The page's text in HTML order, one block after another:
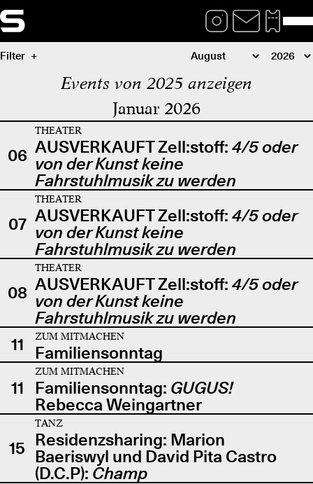
Filter
Events von 2025 anzeigen
Januar 2026
06
THEATER
AUSVERKAUFT Zell:stoff: 4/5 oder
von der Kunst keine
Fahrstuhlmusik zu werden
07
THEATER
AUSVERKAUFT Zell:stoff: 4/5 oder
von der Kunst keine
Fahrstuhlmusik zu werden
08
THEATER
AUSVERKAUFT Zell:stoff: 4/5 oder
von der Kunst keine
Fahrstuhlmusik zu werden
11
ZUM MITMACHEN
Familiensonntag
11
ZUM MITMACHEN
Familiensonntag: GUGUS!
Rebecca Weingartner
15
TANZ
Residenzsharing: Marion
Baeriswyl und David Pita Castro
(D.C.P): Champ